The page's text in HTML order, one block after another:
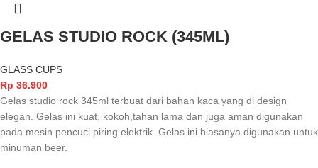
GELAS STUDIO ROCK (345ML)
GLASS CUPS
Rp 36.900
Gelas studio rock 345ml terbuat dari bahan kaca yang di design
elegan. Gelas ini kuat, kokoh,tahan lama dan juga aman digunakan
pada mesin pencuci piring elektrik. Gelas ini biasanya digunakan untuk
minuman beer.